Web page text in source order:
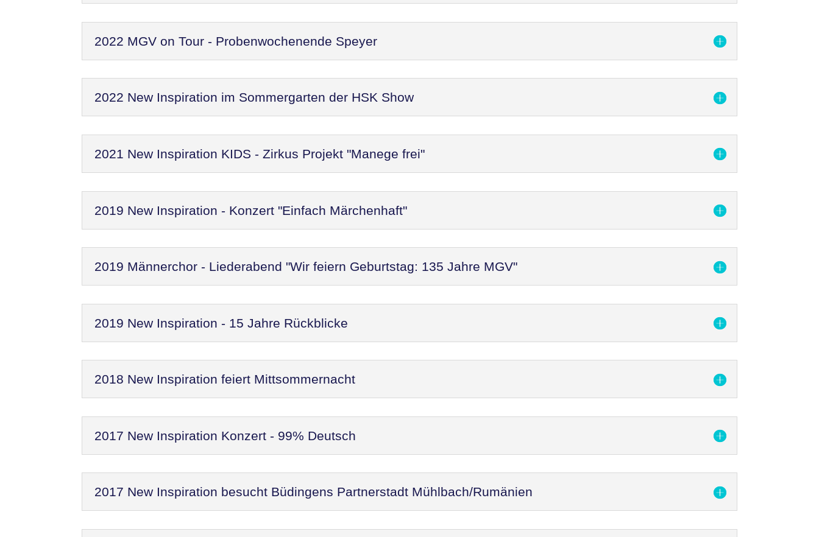
2022 MGV on Tour - Probenwochenende Speyer
2022 New Inspiration im Sommergarten der HSK Show
2021 New Inspiration KIDS - Zirkus Projekt "Manege frei"
2019 New Inspiration - Konzert "Einfach Märchenhaft"
2019 Männerchor - Liederabend "Wir feiern Geburtstag: 135 Jahre MGV"
2019 New Inspiration - 15 Jahre Rückblicke
2018 New Inspiration feiert Mittsommernacht
2017 New Inspiration Konzert - 99% Deutsch
2017 New Inspiration besucht Büdingens Partnerstadt Mühlbach/Rumänien